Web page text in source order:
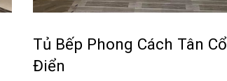
Tủ Bếp Phong Cách Tân Cổ
Điển